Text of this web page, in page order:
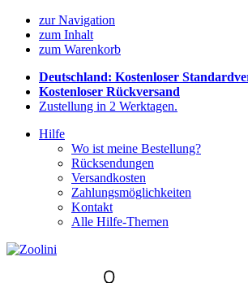
zur Navigation
zum Inhalt
zum Warenkorb
Deutschland: Kostenloser
Kostenloser Rückversand
Zustellung in 2 Werktagen.
Hilfe
Wo ist meine Bestellung?
Rücksendungen
Versandkosten
Zahlungsmöglichkeiten
Kontakt
Alle Hilfe-Themen